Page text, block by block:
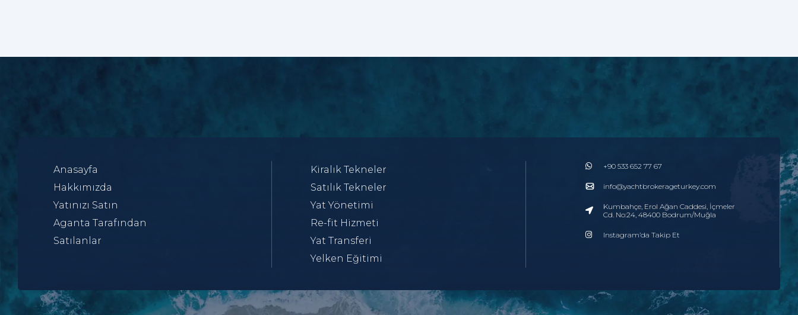
Anasayfa
Hakkımızda
Yatınızı Satın
Aganta Tarafından
Satılanlar
Kiralık Tekneler
Satılık Tekneler
Yat Yönetimi
Re-fit Hizmeti
Yat Transferi
Yelken Eğitimi
+90 533 652 77 67
info@yachtbrokerageturkey.com
Kumbahçe, Erol Ağan Caddesi, İçmeler
Cd. No:24, 48400 Bodrum/Muğla
Instagram’da Takip Et